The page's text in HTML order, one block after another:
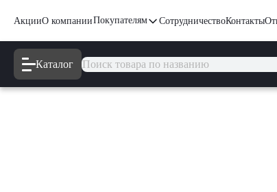
АкцииО компанииПокупателям СотрудничествоКонтакты
Каталог